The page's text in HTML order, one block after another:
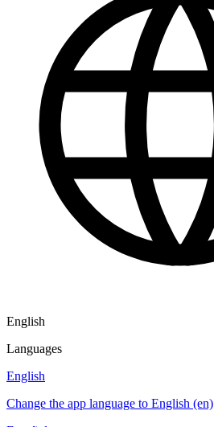
English
Languages
English
Change the app language to English (en)